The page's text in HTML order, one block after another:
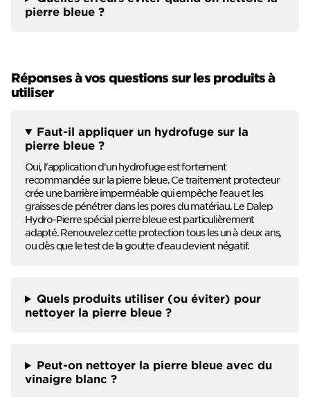
pierre bleue ?
Réponses à vos questions sur les produits à
utiliser
Faut-il appliquer un hydrofuge sur la
pierre bleue ?
Oui, l'application d'un hydrofuge est fortement
recommandée sur la pierre bleue. Ce traitement protecteur
crée une barrière imperméable qui empêche l'eau et les
graisses de pénétrer dans les pores du matériau. Le Dalep
Hydro-Pierre spécial pierre bleue est particulièrement
adapté. Renouvelez cette protection tous les un à deux ans,
ou dès que le test de la goutte d'eau devient négatif.
Quels produits utiliser (ou éviter) pour
nettoyer la pierre bleue ?
Peut-on nettoyer la pierre bleue avec du
vinaigre blanc ?